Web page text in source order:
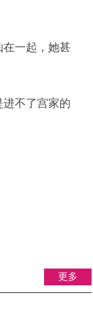
在一起，她甚
不了宫家的
更多